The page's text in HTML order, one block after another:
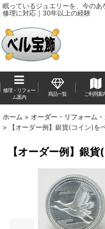
眠っているジュエリーを、今のあ
修理に対応｜30年以上の経験
修理・リフォー
ム案内
商品一覧 ご利用案
ホーム > オーダー・リフォーム
>
【オーダー例】銀貨(コイン)を
【オーダー例】銀